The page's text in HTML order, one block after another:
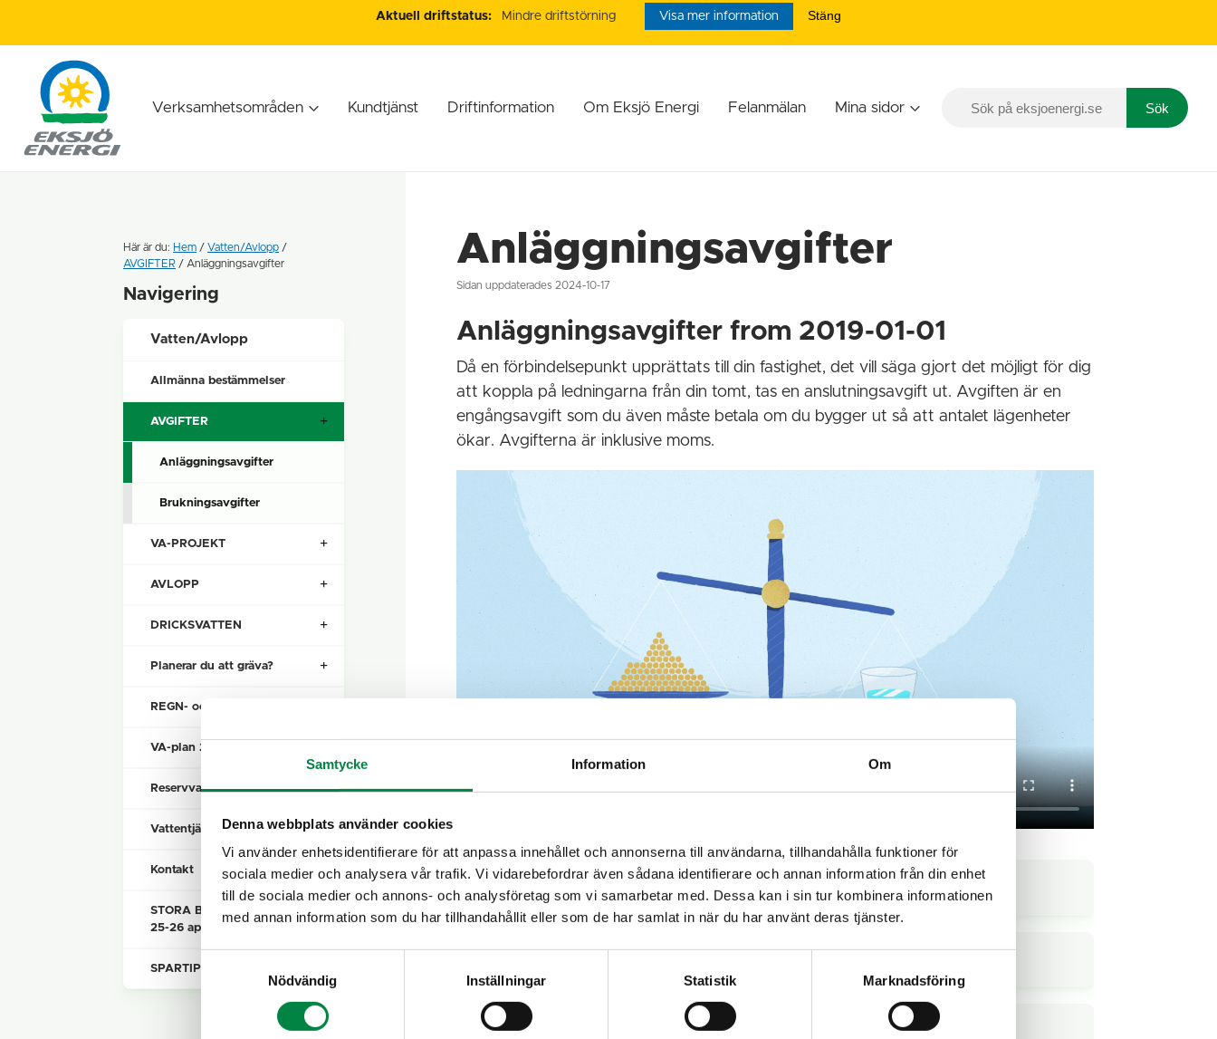
Samtycke Information Om
Denna webbplats använder cookies
Vi använder enhetsidentifierare för att anpassa innehållet och annonserna till användarna, tillhandahålla funktioner för
sociala medier och analysera vår trafik. Vi vidarebefordrar även sådana identifierare och annan information från din enhet
till de sociala medier och annons- och analysföretag som vi samarbetar med. Dessa kan i sin tur kombinera informationen
med annan information som du har tillhandahållit eller som de har samlat in när du har använt deras tjänster.
Nödvändig
Inställningar Statistik Marknadsföring
Aktuell driftstatus: Mindre driftstörning Visa mer information Stäng
Verksamhetsområden Kundtjänst Driftinformation Om Eksjö Energi Felanmälan Mina sidor Sök
Anläggningsavgifter
Sidan uppdaterades 2024-10-17
Anläggningsavgifter from 2019-01-01
Då en förbindelsepunkt upprättats till din fastighet, det vill säga gjort det möjligt för dig
att koppla på ledningarna från din tomt, tas en anslutningsavgift ut. Avgiften är en
engångsavgift som du även måste betala om du bygger ut så att antalet lägenheter
ökar. Avgifterna är inklusive moms.
Prisexempel
Förslag till avtal utanför verksamhetsområde
Här är du: Hem / Vatten/Avlopp /
AVGIFTER / Anläggningsavgifter
Navigering
Vatten/Avlopp
Allmänna bestämmelser
AVGIFTER
Anläggningsavgifter
Brukningsavgifter
VA-PROJEKT
AVLOPP
DRICKSVATTEN
Planerar du att gräva?
REGN- och DAGVATTEN
VA-plan 2023-2026
Reservvattentäkt Försjön
Vattentjänstplan 2025-2026
Kontakt
STORA BILTVÄTTARHELGEN
25-26 april 2026
SPARTIPS augusti